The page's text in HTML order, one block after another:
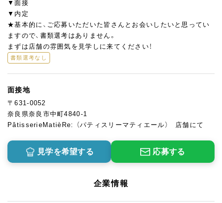
▼面接
▼内定
★基本的に、ご応募いただいた皆さんとお会いしたいと思ってい
ますので、書類選考はありません。
まずは店舗の雰囲気を見学しに来てください！
書類選考なし
面接地
〒631-0052
奈良県奈良市中町4840-1
PâtisserieMatièRe: （パティスリーマティエール） 店舗にて
見学を希望する 応募する
企業情報